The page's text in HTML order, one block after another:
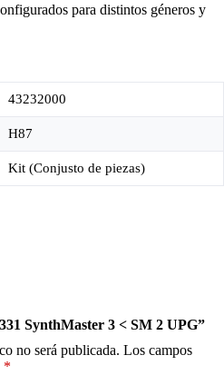
para distintos géneros y
43232000
H87
Kit (Conjusto de piezas)
SynthMaster 3 < SM 2 UPG”
no será publicada. Los campos
*